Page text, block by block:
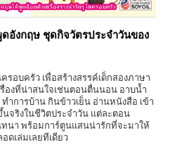
อังกฤษ ชุดกิจวัตรประจำวันของ
อบครัว เพื่อสร้างสรรค์เด็กสองภาษา
รื่องที่น่าสนใจเช่นตอนตื่นนอน อาบน้ำ
ทำการบ้าน กินข้าวเย็น อ่านหนังสือ เข้า
จริงในชีวิตประจำวัน แต่ละตอน
นา พร้อมการ์ตูนแสนน่ารักที่จะมาให้
ดเล่มเลยทีเดียว